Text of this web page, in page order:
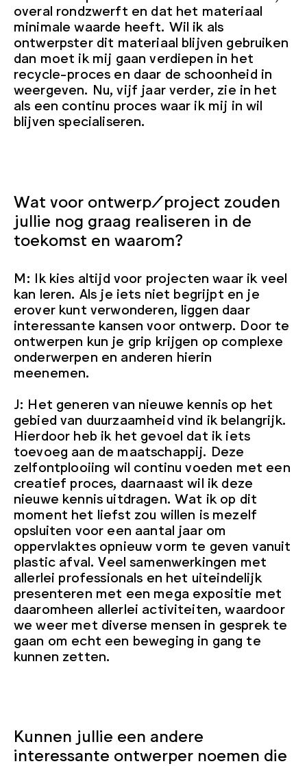
overal rondzwerft en dat het materiaal
minimale waarde heeft. Wil ik als
ontwerpster dit materiaal blijven gebruiken
dan moet ik mij gaan verdiepen in het
recycle-proces en daar de schoonheid in
weergeven. Nu, vijf jaar verder, zie in het
als een continu proces waar ik mij in wil
blijven specialiseren.
Wat voor ontwerp/project zouden
jullie nog graag realiseren in de
toekomst en waarom?
M: Ik kies altijd voor projecten waar ik veel
kan leren. Als je iets niet begrijpt en je
erover kunt verwonderen, liggen daar
interessante kansen voor ontwerp. Door te
ontwerpen kun je grip krijgen op complexe
onderwerpen en anderen hierin
meenemen.
J: Het generen van nieuwe kennis op het
gebied van duurzaamheid vind ik belangrijk.
Hierdoor heb ik het gevoel dat ik iets
toevoeg aan de maatschappij. Deze
zelfontplooiing wil continu voeden met een
creatief proces, daarnaast wil ik deze
nieuwe kennis uitdragen. Wat ik op dit
moment het liefst zou willen is mezelf
opsluiten voor een aantal jaar om
oppervlaktes opnieuw vorm te geven vanuit
plastic afval. Veel samenwerkingen met
allerlei professionals en het uiteindelijk
presenteren met een mega expositie met
daaromheen allerlei activiteiten, waardoor
we weer met diverse mensen in gesprek te
gaan om echt een beweging in gang te
kunnen zetten.
Kunnen jullie een andere
interessante ontwerper noemen die